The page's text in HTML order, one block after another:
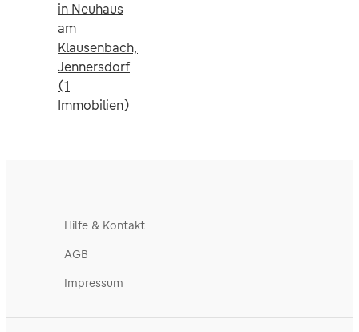
in Neuhaus
am
Klausenbach,
Jennersdorf
(1
Immobilien)
Hilfe & Kontakt
AGB
Impressum